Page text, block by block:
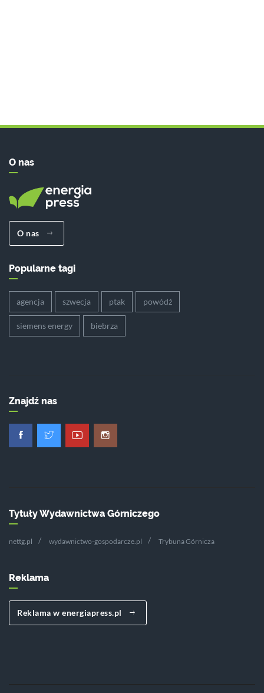
O nas
O nas
Popularne tagi
agencja szwecja ptak powódź
siemens energy biebrza
Znajdź nas
Tytuły Wydawnictwa Górniczego
nettg.pl wydawnictwo-gospodarcze.pl Trybuna Górnicza
Reklama
Reklama w energiapress.pl